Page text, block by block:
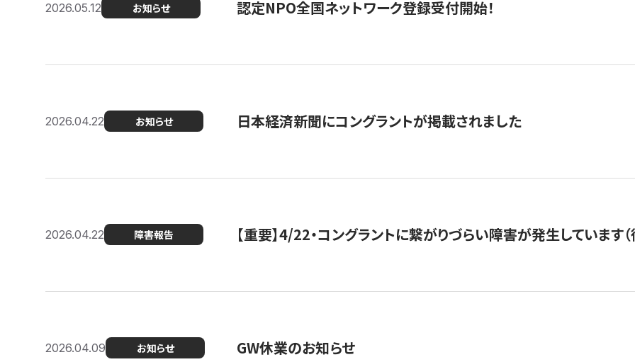
2026.05.12 お知らせ 認定NPO全国ネットワーク登録受付開始！
2026.04.22 お知らせ 日本経済新聞にコングラントが掲載されました
2026.04.22 障害報告 【重要】4/22・コングラントに繋がりづらい障害が発生しています（
2026.04.09 お知らせ GW休業のお知らせ